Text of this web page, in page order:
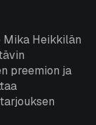
Mika Heikkilän
preemion ja